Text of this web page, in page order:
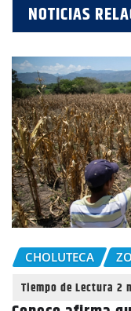
NOTICIAS
CHOLUTECA